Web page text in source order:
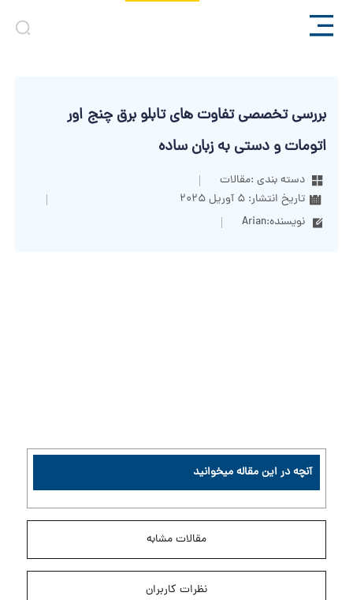
بررسی تخصصی تفاوت های تابلو برق چنج اور
اتومات و دستی به زبان ساده
دسته بندی :مقالات
تاریخ انتشار:5 آوریل 2025
نویسنده:Arian
آنچه در این مقاله میخوانید
مقالات مشابه
نظرات کاربران